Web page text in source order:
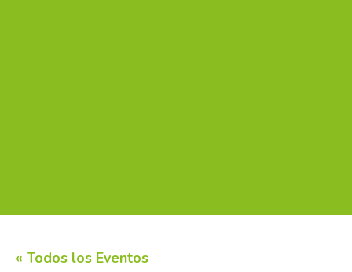
« Todos los Eventos